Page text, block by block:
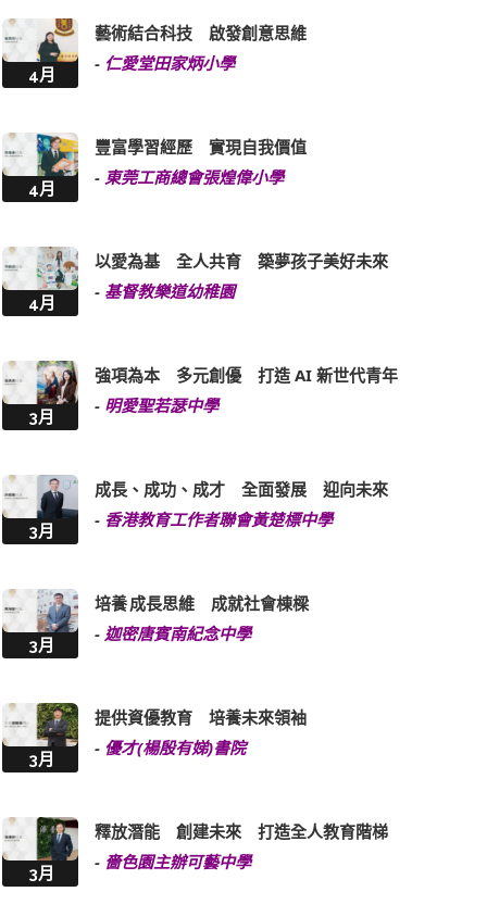
4月
藝術結合科技 啟發創意思維
- 仁愛堂田家炳小學
4月
豐富學習經歷 實現自我價值
- 東莞工商總會張煌偉小學
4月
以愛為基 全人共育 築夢孩子美好未來
- 基督教樂道幼稚園
3月
強項為本 多元創優 打造 AI 新世代青年
- 明愛聖若瑟中學
3月
成長、成功、成才 全面發展 迎向未來
- 香港教育工作者聯會黃楚標中學
3月
培養 成長思維 成就社會棟樑
- 迦密唐賓南紀念中學
3月
提供資優教育 培養未來領袖
- 優才(楊殷有娣)書院
3月
釋放潛能 創建未來 打造全人教育階梯
- 嗇色園主辦可藝中學